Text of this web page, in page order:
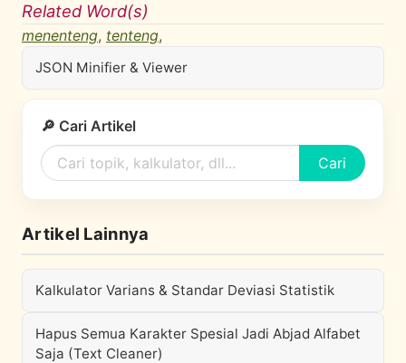
Related Word(s)
menenteng, tenteng,
JSON Minifier & Viewer
🔎 Cari Artikel
Cari
Artikel Lainnya
Kalkulator Varians & Standar Deviasi Statistik
Hapus Semua Karakter Spesial Jadi Abjad Alfabet
Saja (Text Cleaner)